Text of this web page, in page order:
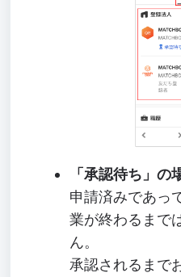
「承認待ち」の
申請済みであっ
業が終わるまで
ん。
承認されるまで